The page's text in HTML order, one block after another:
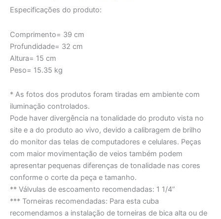
Especificações do produto:
Comprimento= 39 cm
Profundidade= 32 cm
Altura= 15 cm
Peso= 15.35 kg
* As fotos dos produtos foram tiradas em ambiente com
iluminação controlados.
Pode haver divergência na tonalidade do produto vista no
site e a do produto ao vivo, devido a calibragem de brilho
do monitor das telas de computadores e celulares. Peças
com maior movimentação de veios também podem
apresentar pequenas diferenças de tonalidade nas cores
conforme o corte da peça e tamanho.
** Válvulas de escoamento recomendadas: 1 1/4”
*** Torneiras recomendadas: Para esta cuba
recomendamos a instalação de torneiras de bica alta ou de